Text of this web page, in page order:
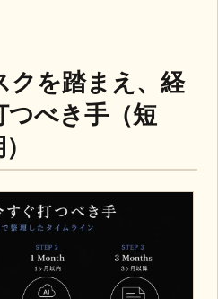
を踏まえ、経
べき手（短